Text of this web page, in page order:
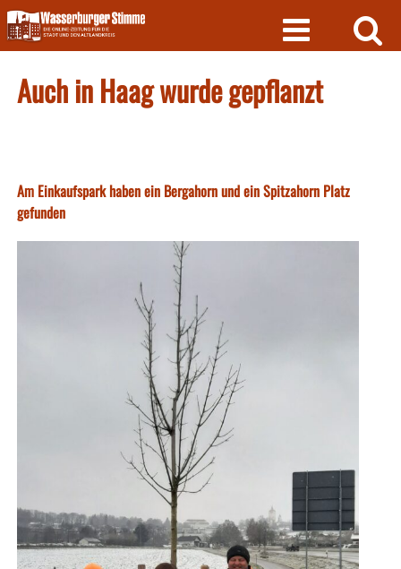
Skip
to
content
Auch in Haag wurde gepflanzt
Am Einkaufspark haben ein Bergahorn und ein Spitzahorn Platz
gefunden